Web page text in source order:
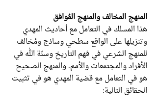
المنهج المخالف والمنهج المُوافق
هذا المسلك في التعامل مع أحاديث المهدي
وتنزيلها على الواقع سطحي وساذج ومُخالف
للمنهج الشرعي في فهم التاريخ وسنّة الله في
الأفراد والمجتمعات والأمم. والمنهج الصحيح
هو في التعامل مع قضية المهدي هو في تثبيت
الحقائق التالية: